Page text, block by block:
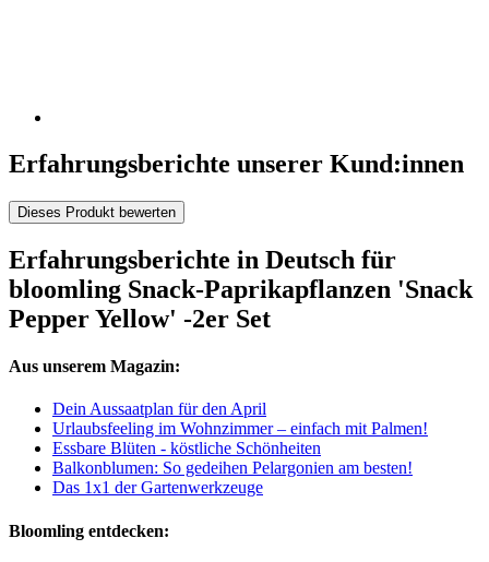
Erfahrungsberichte unserer Kund:innen
Dieses Produkt bewerten
Erfahrungsberichte in Deutsch für
bloomling Snack-Paprikapflanzen 'Snack
Pepper Yellow' -2er Set
Aus unserem Magazin:
Dein Aussaatplan für den April
Urlaubsfeeling im Wohnzimmer – einfach mit Palmen!
Essbare Blüten - köstliche Schönheiten
Balkonblumen: So gedeihen Pelargonien am besten!
Das 1x1 der Gartenwerkzeuge
Bloomling entdecken: